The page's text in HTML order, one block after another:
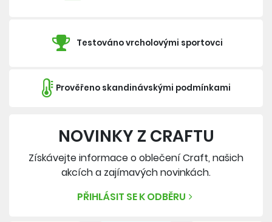
Testováno vrcholovými sportovci
Prověřeno skandinávskými podmínkami
NOVINKY Z CRAFTU
Získávejte informace o oblečení Craft, našich
akcích a zajímavých novinkách.
PŘIHLÁSIT SE K ODBĚRU